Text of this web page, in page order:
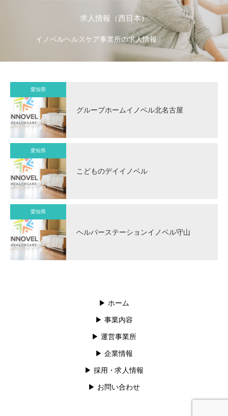
求人情報（西日本）
イノベルヘルスケア事業所の求人情報
愛知県
グループホームイノベル北名古屋
愛知県
こどものデイイノベル
愛知県
ヘルパーステーションイノベル守山
▶︎ ホーム
▶︎ 事業内容
▶︎ 運営事業所
▶︎ 企業情報
▶︎ 採用・求人情報
▶︎ お問い合わせ